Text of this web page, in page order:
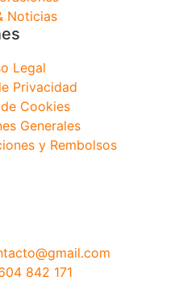
Noticias
Legal
Privacidad
Cookies
Generales
y Rembolsos
842 171